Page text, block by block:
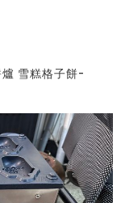
爐 雪糕格子餅-